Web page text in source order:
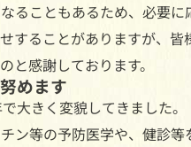
ることもあるため、必要に
することがありますが、
と感謝しております。
めます
大きく変貌してきました。
ン等の予防医学や、健診